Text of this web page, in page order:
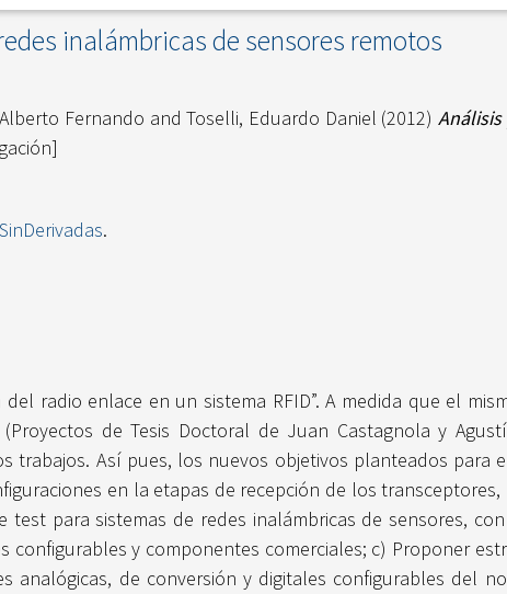
inalámbricas de sensores remotos
Fernando andToselli, Eduardo Daniel (2012)
.
radio enlace en un sistema RFID”. A medida que el
de Tesis Doctoral de Juan Castagnola y
trabajos. Así pues, los nuevos objetivos planteados para
en la etapas de recepción de los
para sistemas de redes inalámbricas de sensores,
configurables y componentes comerciales; c) Proponer
analógicas, de conversión y digitales configurables del